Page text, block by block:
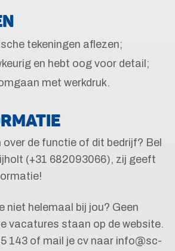
tekeningen aflezen;
en hebt oog voor detail;
met werkdruk.
over de functie of dit bedrijf? Bel
(+31 682093066), zij geeft
niet helemaal bij jou? Geen
vacatures staan op de website.
143 of mail je cv naar info@sc-